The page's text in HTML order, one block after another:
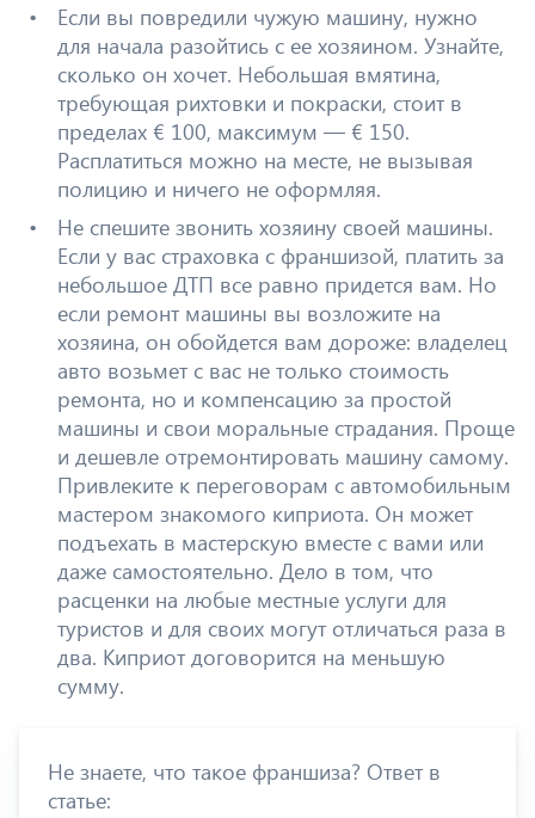
Если вы повредили чужую машину, нужно
для начала разойтись с ее хозяином. Узнайте,
сколько он хочет. Небольшая вмятина,
требующая рихтовки и покраски, стоит в
пределах € 100, максимум — € 150.
Расплатиться можно на месте, не вызывая
полицию и ничего не оформляя.
Не спешите звонить хозяину своей машины.
Если у вас страховка с франшизой, платить за
небольшое ДТП все равно придется вам. Но
если ремонт машины вы возложите на
хозяина, он обойдется вам дороже: владелец
авто возьмет с вас не только стоимость
ремонта, но и компенсацию за простой
машины и свои моральные страдания. Проще
и дешевле отремонтировать машину самому.
Привлеките к переговорам с автомобильным
мастером знакомого киприота. Он может
подъехать в мастерскую вместе с вами или
даже самостоятельно. Дело в том, что
расценки на любые местные услуги для
туристов и для своих могут отличаться раза в
два. Киприот договорится на меньшую
сумму.
Не знаете, что такое франшиза? Ответ в
статье: